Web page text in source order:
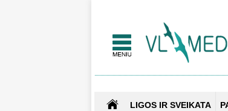
LIGOS IR SVEIKATA